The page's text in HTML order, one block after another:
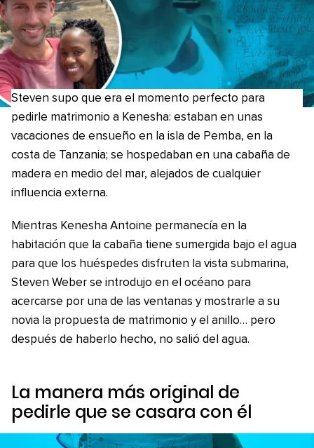
Steven supo que era el momento perfecto para
pedirle matrimonio a Kenesha: estaban en unas
vacaciones de ensueño en la isla de Pemba, en la
costa de Tanzania; se hospedaban en una cabaña de
madera en medio del mar, alejados de cualquier
influencia externa.
Mientras Kenesha Antoine permanecía en la
habitación que la cabaña tiene sumergida bajo el agua
para que los huéspedes disfruten la vista submarina,
Steven Weber se introdujo en el océano para
acercarse por una de las ventanas y mostrarle a su
novia la propuesta de matrimonio y el anillo… pero
después de haberlo hecho, no salió del agua.
La manera más original de
pedirle que se casara con él